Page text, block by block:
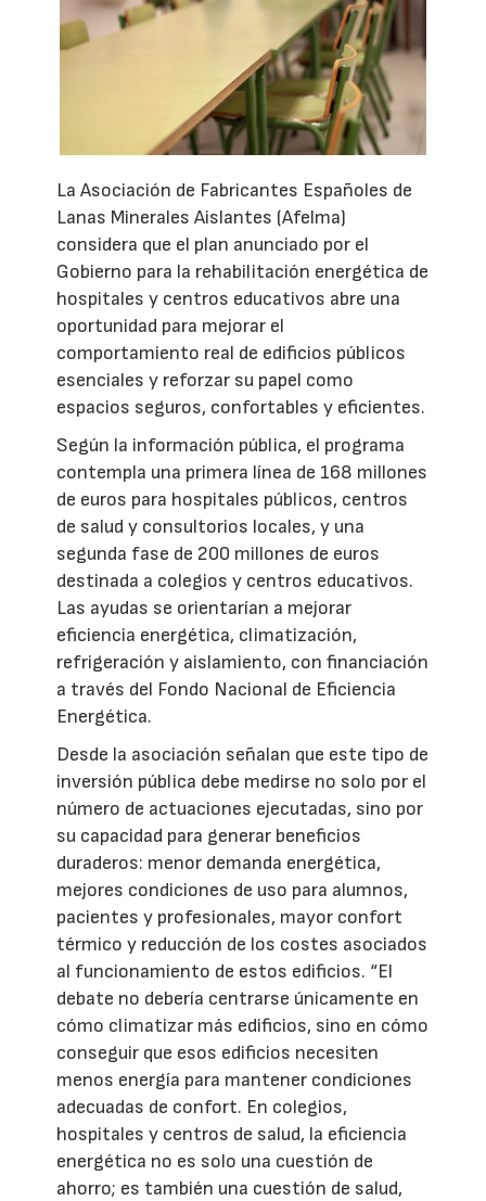
La Asociación de Fabricantes Españoles de
Lanas Minerales Aislantes (Afelma)
considera que el plan anunciado por el
Gobierno para la rehabilitación energética de
hospitales y centros educativos abre una
oportunidad para mejorar el
comportamiento real de edificios públicos
esenciales y reforzar su papel como
espacios seguros, confortables y eficientes.
Según la información pública, el programa
contempla una primera línea de 168 millones
de euros para hospitales públicos, centros
de salud y consultorios locales, y una
segunda fase de 200 millones de euros
destinada a colegios y centros educativos.
Las ayudas se orientarían a mejorar
eficiencia energética, climatización,
refrigeración y aislamiento, con financiación
a través del Fondo Nacional de Eficiencia
Energética.
Desde la asociación señalan que este tipo de
inversión pública debe medirse no solo por el
número de actuaciones ejecutadas, sino por
su capacidad para generar beneficios
duraderos: menor demanda energética,
mejores condiciones de uso para alumnos,
pacientes y profesionales, mayor confort
térmico y reducción de los costes asociados
al funcionamiento de estos edificios. “El
debate no debería centrarse únicamente en
cómo climatizar más edificios, sino en cómo
conseguir que esos edificios necesiten
menos energía para mantener condiciones
adecuadas de confort. En colegios,
hospitales y centros de salud, la eficiencia
energética no es solo una cuestión de
ahorro; es también una cuestión de salud,